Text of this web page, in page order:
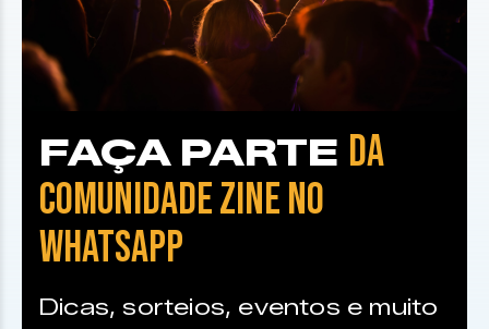
FAÇA PARTE DA
COMUNIDADE ZINE NO
WHATSAPP
Dicas, sorteios, eventos e muito